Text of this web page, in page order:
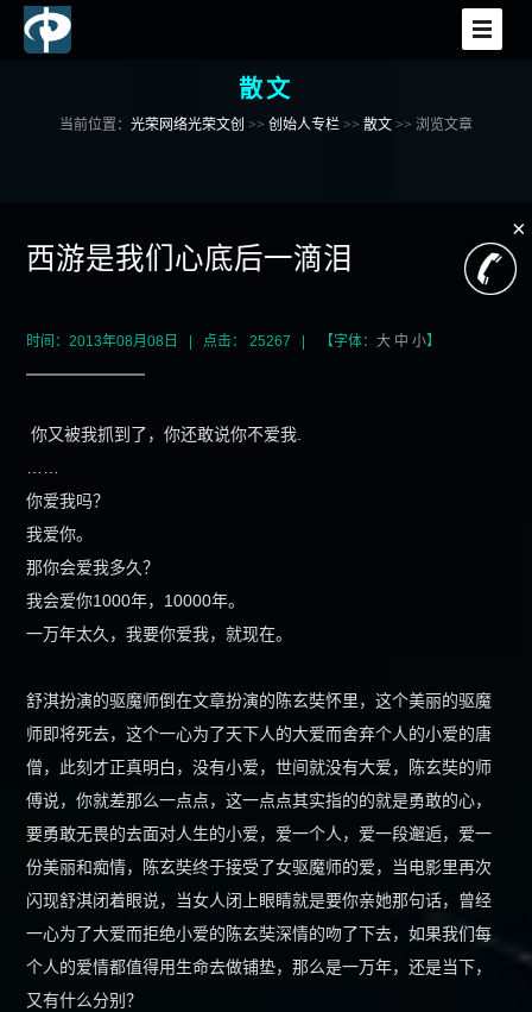
电商平台
软件开发
增值服务
商标软著
新闻中心
创始人专栏
关于光荣
散文
当前位置： 光荣网络光荣文创 >> 创始人专栏 >> 散文 >> 浏览文章
西游是我们心底后一滴泪
时间：2013年08月08日 | 点击： 25267 | 【字体：大 中 小】
你又被我抓到了，你还敢说你不爱我.
……
你爱我吗？
我爱你。
那你会爱我多久？
我会爱你1000年，10000年。
一万年太久，我要你爱我，就现在。
舒淇扮演的驱魔师倒在文章扮演的陈玄奘怀里，这个美丽的驱魔
师即将死去，这个一心为了天下人的大爱而舍弃个人的小爱的唐
僧，此刻才正真明白，没有小爱，世间就没有大爱，陈玄奘的师
傅说，你就差那么一点点，这一点点其实指的的就是勇敢的心，
要勇敢无畏的去面对人生的小爱，爱一个人，爱一段邂逅，爱一
份美丽和痴情，陈玄奘终于接受了女驱魔师的爱，当电影里再次
闪现舒淇闭着眼说，当女人闭上眼睛就是要你亲她那句话，曾经
一心为了大爱而拒绝小爱的陈玄奘深情的吻了下去，如果我们每
个人的爱情都值得用生命去做铺垫，那么是一万年，还是当下，
又有什么分别？
×